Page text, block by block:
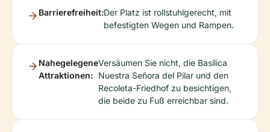
Barrierefreiheit:Der Platz ist rollstuhlgerecht, mit
befestigten Wegen und Rampen.
Nahegelegene
Attraktionen:
Versäumen Sie nicht, die Basílica
Nuestra Señora del Pilar und den
Recoleta-Friedhof zu besichtigen,
die beide zu Fuß erreichbar sind.